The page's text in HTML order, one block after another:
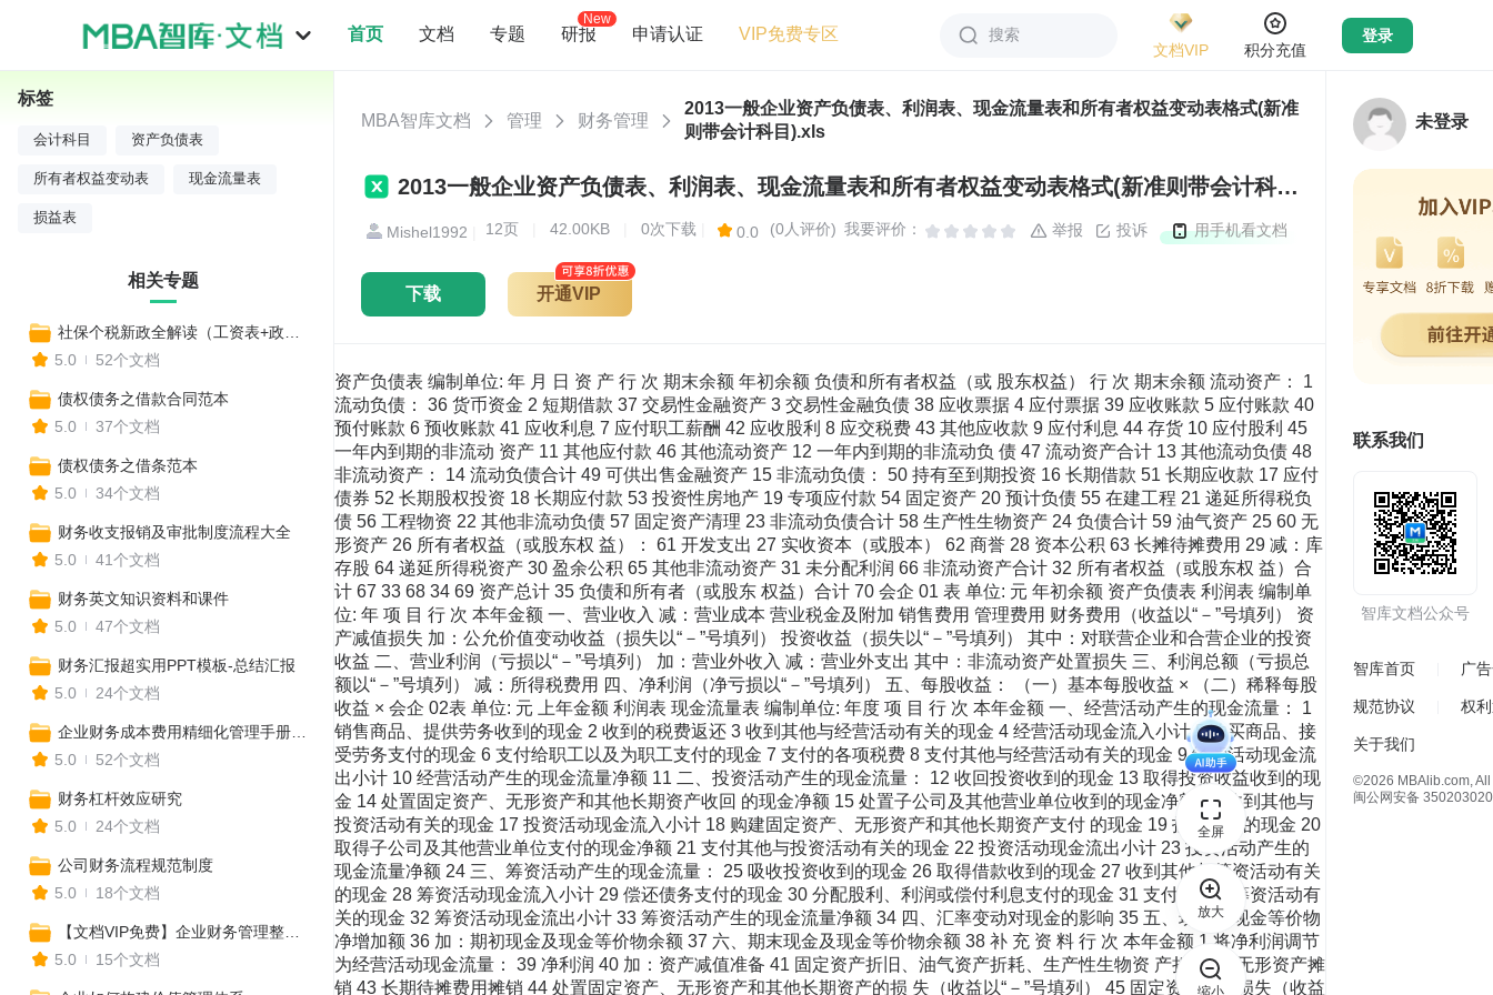
首页 文档 专题 研报
New
申请认证 VIP免费专区
搜索
文档VIP
积分充值
登录
MBA智库文档 管理 财务管理
2013一般企业资产负债表、利润表、现金流量表和所有者权益变动表格式(新准
则带会计科目).xls
2013一般企业资产负债表、利润表、现金流量表和所有者权益变动表格式(新准则带会计科目).xls
Mishel1992 12页 42.00KB 0次下载 0.0 (0人评价) 我要评价： 投诉
举报 用手机看文档
下载 开通VIP
资产负债表 编制单位: 年 月 日 资 产 行 次 期末余额 年初余额 负债和所有者权益（或 股东权益） 行 次 期末余额 流动资产： 1
流动负债： 36 货币资金 2 短期借款 37 交易性金融资产 3 交易性金融负债 38 应收票据 4 应付票据 39 应收账款 5 应付账款 40
预付账款 6 预收账款 41 应收利息 7 应付职工薪酬 42 应收股利 8 应交税费 43 其他应收款 9 应付利息 44 存货 10 应付股利 45
一年内到期的非流动 资产 11 其他应付款 46 其他流动资产 12 一年内到期的非流动负 债 47 流动资产合计 13 其他流动负债 48
非流动资产： 14 流动负债合计 49 可供出售金融资产 15 非流动负债： 50 持有至到期投资 16 长期借款 51 长期应收款 17 应付
债券 52 长期股权投资 18 长期应付款 53 投资性房地产 19 专项应付款 54 固定资产 20 预计负债 55 在建工程 21 递延所得税负
债 56 工程物资 22 其他非流动负债 57 固定资产清理 23 非流动负债合计 58 生产性生物资产 24 负债合计 59 油气资产 25 60 无
形资产 26 所有者权益（或股东权 益）： 61 开发支出 27 实收资本（或股本） 62 商誉 28 资本公积 63 长摊待摊费用 29 减：库
存股 64 递延所得税资产 30 盈余公积 65 其他非流动资产 31 未分配利润 66 非流动资产合计 32 所有者权益（或股东权 益）合
计 67 33 68 34 69 资产总计 35 负债和所有者（或股东 权益）合计 70 会企 01 表 单位: 元 年初余额 资产负债表 利润表 编制单
位: 年 项 目 行 次 本年金额 一、营业收入 减：营业成本 营业税金及附加 销售费用 管理费用 财务费用（收益以“－”号填列） 资
产减值损失 加：公允价值变动收益（损失以“－”号填列） 投资收益（损失以“－”号填列） 其中：对联营企业和合营企业的投资
收益 二、营业利润（亏损以“－”号填列） 加：营业外收入 减：营业外支出 其中：非流动资产处置损失 三、利润总额（亏损总
额以“－”号填列） 减：所得税费用 四、净利润（净亏损以“－”号填列） 五、每股收益： （一）基本每股收益 × （二）稀释每股
收益 × 会企 02表 单位: 元 上年金额 利润表 现金流量表 编制单位: 年度 项 目 行 次 本年金额 一、经营活动产生的现金流量： 1
销售商品、提供劳务收到的现金 2 收到的税费返还 3 收到其他与经营活动有关的现金 4 经营活动现金流入小计 5 购买商品、接
受劳务支付的现金 6 支付给职工以及为职工支付的现金 7 支付的各项税费 8 支付其他与经营活动有关的现金 9 经营活动现金流
出小计 10 经营活动产生的现金流量净额 11 二、投资活动产生的现金流量： 12 收回投资收到的现金 13 取得投资收益收到的现
金 14 处置固定资产、无形资产和其他长期资产收回 的现金净额 15 处置子公司及其他营业单位收到的现金净额 16 收到其他与
投资活动有关的现金 17 投资活动现金流入小计 18 购建固定资产、无形资产和其他长期资产支付 的现金 19 投资支付的现金 20
取得子公司及其他营业单位支付的现金净额 21 支付其他与投资活动有关的现金 22 投资活动现金流出小计 23 投资活动产生的
现金流量净额 24 三、筹资活动产生的现金流量： 25 吸收投资收到的现金 26 取得借款收到的现金 27 收到其他与筹资活动有关
的现金 28 筹资活动现金流入小计 29 偿还债务支付的现金 30 分配股利、利润或偿付利息支付的现金 31 支付其他与筹资活动有
关的现金 32 筹资活动现金流出小计 33 筹资活动产生的现金流量净额 34 四、汇率变动对现金的影响 35 五、现金及现金等价物
净增加额 36 加：期初现金及现金等价物余额 37 六、期末现金及现金等价物余额 38 补 充 资 料 行 次 本年金额 1.将净利润调节
为经营活动现金流量： 39 净利润 40 加：资产减值准备 41 固定资产折旧、油气资产折耗、生产性生物资 产折旧 42 无形资产摊
销 43 长期待摊费用摊销 44 处置固定资产、无形资产和其他长期资产的损 失（收益以“－”号填列） 45 固定资产报废损失（收益
标签
会计科目 资产负债表
所有者权益变动表 现金流量表
损益表
相关专题
5.0
52个文档
债权债务之借款合同范本
5.0
37个文档
债权债务之借条范本
5.0
34个文档
财务收支报销及审批制度流程大全
5.0
41个文档
财务英文知识资料和课件
5.0
47个文档
财务汇报超实用PPT模板-总结汇报
5.0
24个文档
5.0
52个文档
财务杠杆效应研究
5.0
24个文档
公司财务流程规范制度
5.0
18个文档
5.0
15个文档
未登录
联系我们
智库文档公众号
智库首页 广
规范协议 权
关于我们
©2026 MBAlib.com,
闽公网安备
全屏
放大
缩小